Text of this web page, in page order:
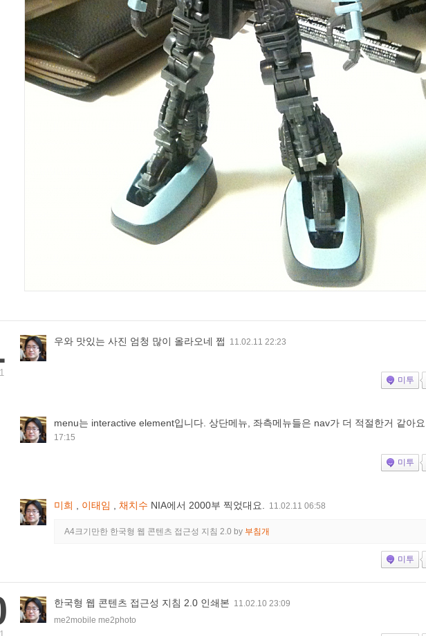
우와 맛있는 사진 엄청 많이 올라오네 쩝 11.02.11 22:23
미투
menu는 interactive element입니다. 상단메뉴, 좌측메뉴들은 nav가 더 적절한거 같아요.
17:15
미투
미희 이태임 채치수 NIA에서 2000부 찍었대요. 11.02.11 06:58
A4크기만한 한국형 웹 콘텐츠 접근성 지침 2.0 by 부침개
미투
한국형 웹 콘텐츠 접근성 지침 2.0 인쇄본 11.02.10 23:09
me2mobile me2photo